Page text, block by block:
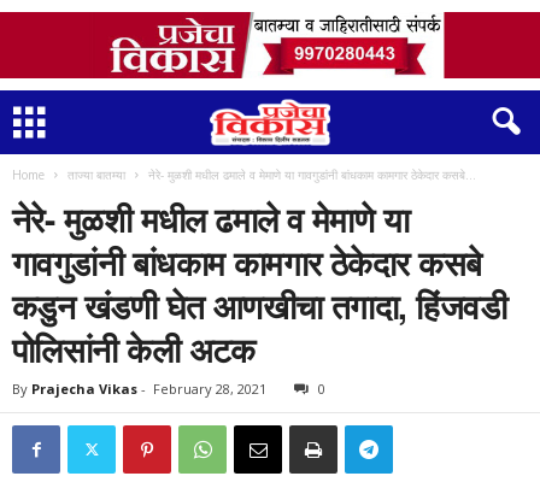
Home ताज्या बातम्या नेरे- मुळशी मधील ढमाले व मेमाणे या गावगुडांनी बांधकाम कामगार ठेकेदार कसबे...
नेरे- मुळशी मधील ढमाले व मेमाणे या
गावगुडांनी बांधकाम कामगार ठेकेदार कसबे
कडुन खंडणी घेत आणखीचा तगादा, हिंजवडी
पोलिसांनी केली अटक
By Prajecha Vikas - February 28, 2021 0